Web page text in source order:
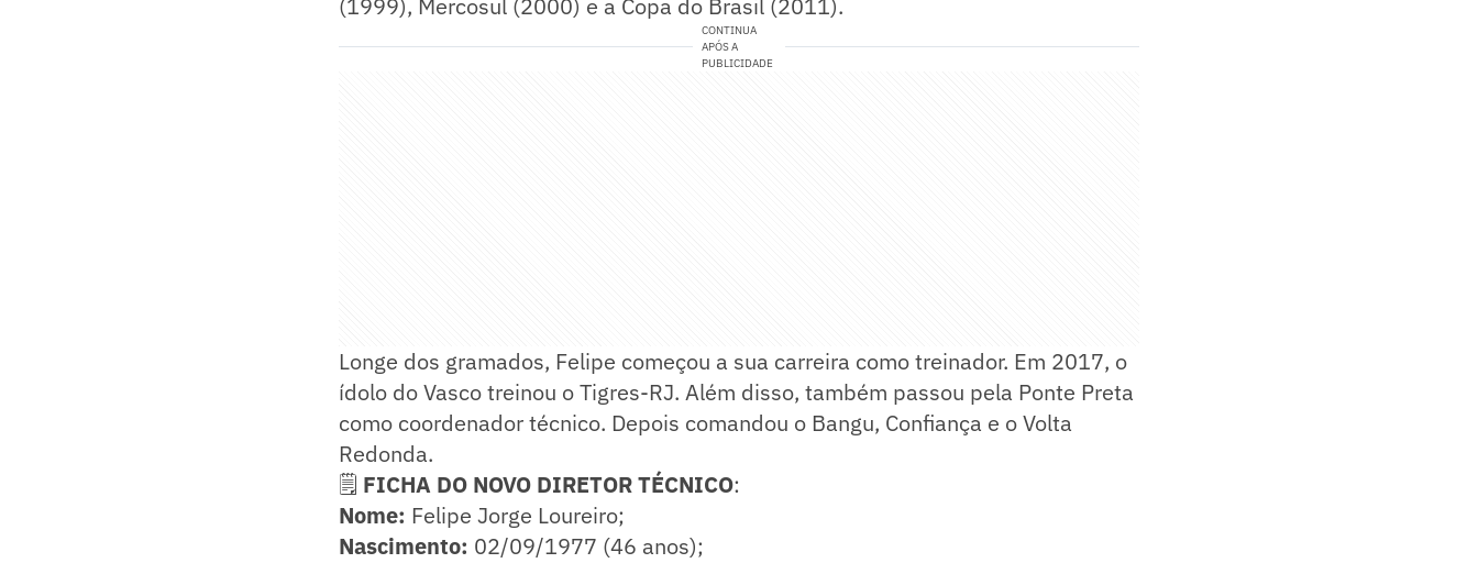
(1999), Mercosul (2000) e a Copa do Brasil (2011).
CONTINUA
APÓS A
PUBLICIDADE
Longe dos gramados, Felipe começou a sua carreira como treinador. Em 2017, o
ídolo do Vasco treinou o Tigres-RJ. Além disso, também passou pela Ponte Preta
como coordenador técnico. Depois comandou o Bangu, Confiança e o Volta
Redonda.
🗒️ FICHA DO NOVO DIRETOR TÉCNICO:
Nome: Felipe Jorge Loureiro;
Nascimento: 02/09/1977 (46 anos);